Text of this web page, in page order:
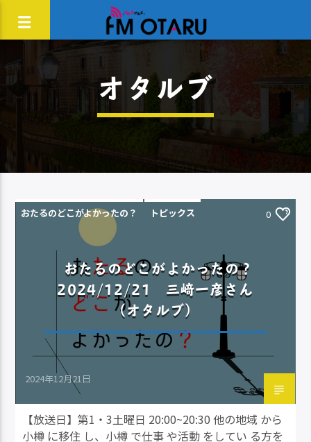
オタルブ
おたるのどこがよかったの？ トピックス 0
おたるのどこがよかったの？
2024/12/21 三﨑一彦さん
（オタルブ）
2024年12月21日
【放送日】第1・3土曜日 20:00~20:30 他の地域 から
小樽 に移住 し、小樽 で仕事 や活動 をしてい る方を